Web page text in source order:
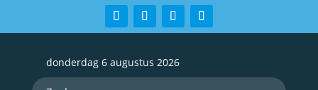
donderdag 6 augustus 2026